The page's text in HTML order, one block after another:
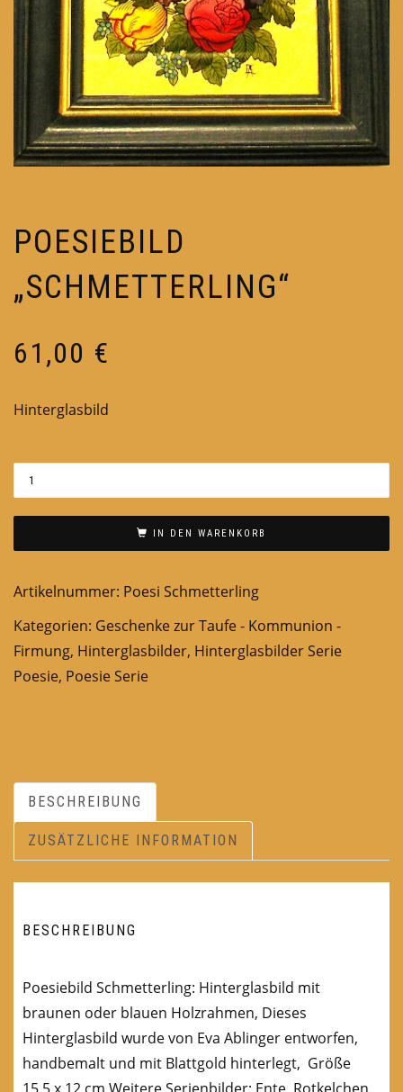
POESIEBILD
„SCHMETTERLING“
61,00 €
Hinterglasbild
IN DEN WARENKORB
Artikelnummer: Poesi Schmetterling
Kategorien: Geschenke zur Taufe - Kommunion -
Firmung, Hinterglasbilder, Hinterglasbilder Serie
Poesie, Poesie Serie
BESCHREIBUNG
ZUSÄTZLICHE INFORMATION
BESCHREIBUNG
Poesiebild Schmetterling: Hinterglasbild mit
braunen oder blauen Holzrahmen, Dieses
Hinterglasbild wurde von Eva Ablinger entworfen,
handbemalt und mit Blattgold hinterlegt, Größe